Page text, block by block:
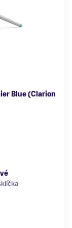
Blue (Clarion